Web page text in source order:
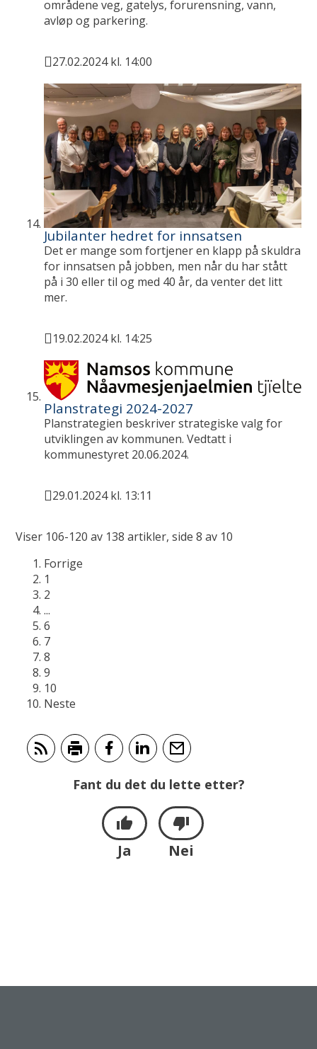
områdene veg, gatelys, forurensning, vann,
avløp og parkering.
Publisert
27.02.2024 kl. 14:00
Jubilanter hedret for innsatsen
Det er mange som fortjener en klapp på skuldra
for innsatsen på jobben, men når du har stått
på i 30 eller til og med 40 år, da venter det litt
mer.
Publisert
19.02.2024 kl. 14:25
Planstrategi 2024-2027
Planstrategien beskriver strategiske valg for
utviklingen av kommunen. Vedtatt i
kommunestyret 20.06.2024.
Publisert
29.01.2024 kl. 13:11
Viser 106-120 av 138 artikler,side8 av 10
Forrige
1
2
...
6
7
8
9
10
Neste
Fant du det du lette etter?
Ja Nei